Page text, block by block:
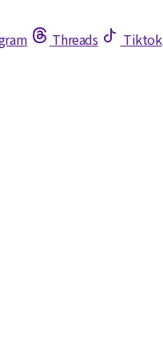
Threads Tiktok